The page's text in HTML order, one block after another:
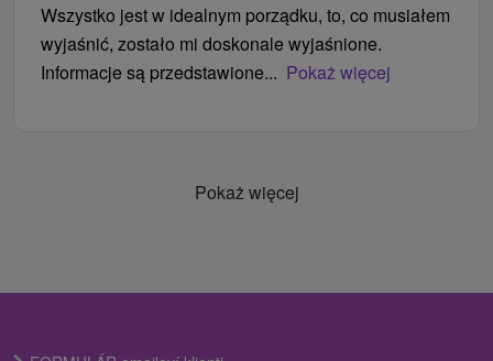
Wszystko jest w idealnym porządku, to, co musiałem
wyjaśnić, zostało mi doskonale wyjaśnione.
Informacje są przedstawione... Pokaż więcej
Pokaż więcej